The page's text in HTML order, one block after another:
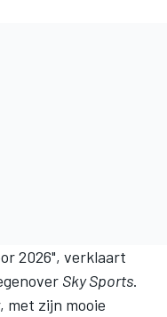
2026", verklaart
Sky Sports.
met zijn mooie